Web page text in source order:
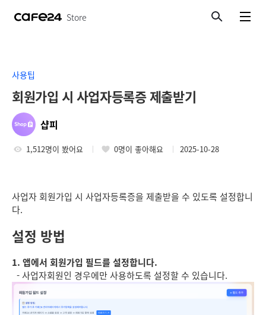
Store
사용팁
회원가입 시 사업자등록증 제출받기
샵피
1,512명이 봤어요 0명이 좋아해요 2025-10-28
사업자 회원가입 시 사업자등록증을 제출받을 수 있도록 설정합니
다.
설정 방법
1. 앱에서 회원가입 필드를 설정합니다.
- 사업자회원인 경우에만 사용하도록 설정할 수 있습니다.